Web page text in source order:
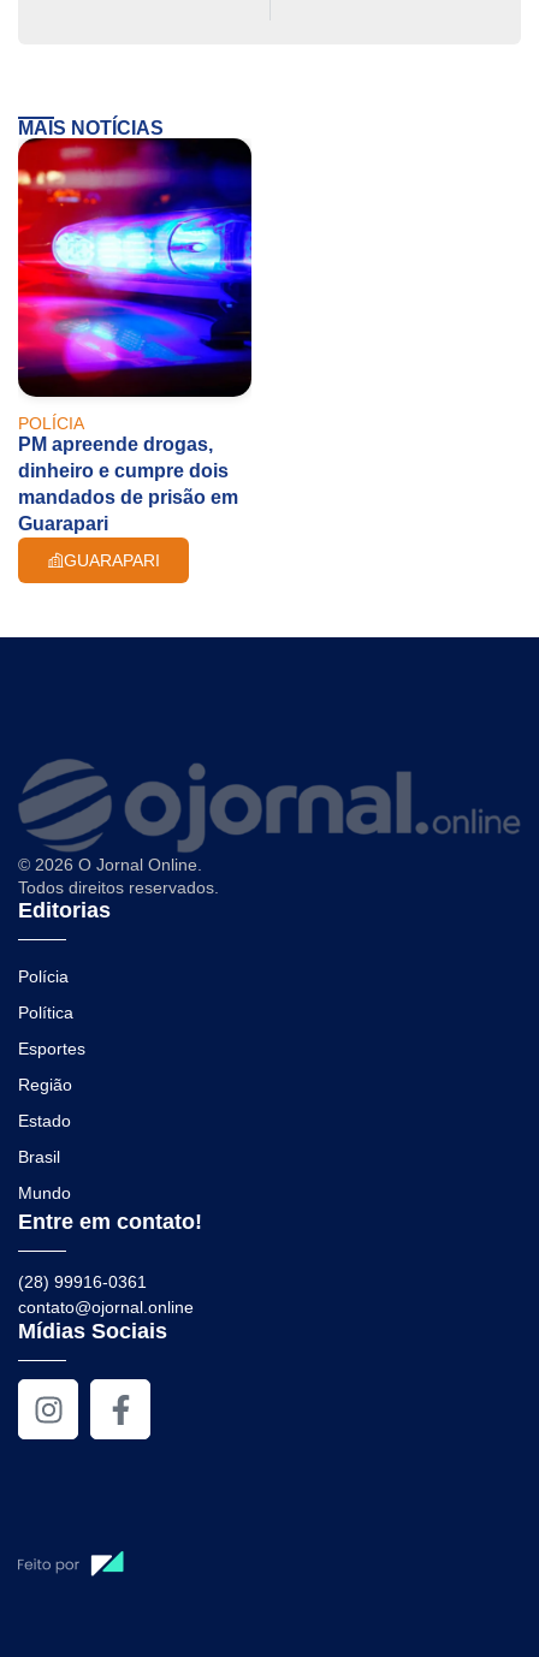
MAIS NOTÍCIAS
POLÍCIA
PM apreende drogas,
dinheiro e cumpre dois
mandados de prisão em
Guarapari
GUARAPARI
© 2026 O Jornal Online.
Todos direitos reservados.
Editorias
Polícia
Política
Esportes
Região
Estado
Brasil
Mundo
Entre em contato!
(28) 99916-0361
contato@ojornal.online
Mídias Sociais